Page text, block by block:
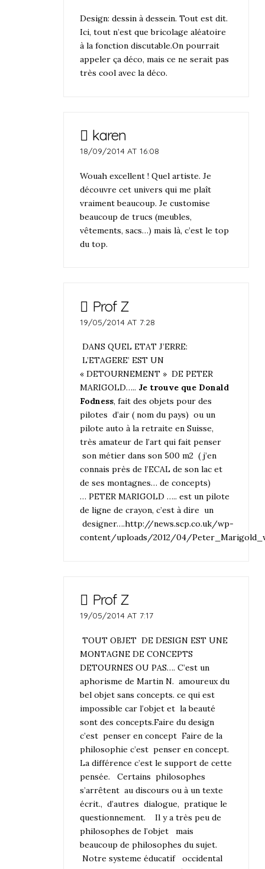
Design: dessin à dessein. Tout est dit.
Ici, tout n’est que bricolage aléatoire
à la fonction discutable.On pourrait
appeler ça déco, mais ce ne serait pas
très cool avec la déco.
karen
18/09/2014 AT 16:08
Wouah excellent ! Quel artiste. Je
découvre cet univers qui me plaît
vraiment beaucoup. Je customise
beaucoup de trucs (meubles,
vêtements, sacs…) mais là, c’est le top
du top.
Prof Z
19/05/2014 AT 7:28
DANS QUEL ETAT J’ERRE:
L’ETAGERE’ EST UN
« DETOURNEMENT » DE PETER
MARIGOLD….. Je trouve que Donald
Fodness, fait des objets pour des
pilotes d’air ( nom du pays) ou un
pilote auto à la retraite en Suisse,
très amateur de l’art qui fait penser
son métier dans son 500 m2 ( j’en
connais près de l’ECAL de son lac et
de ses montagnes… de concepts)
… PETER MARIGOLD ….. est un pilote
de ligne de crayon, c’est à dire un
designer….http://news.scp.co.uk/wp-
content/uploads/2012/04/
Prof Z
19/05/2014 AT 7:17
TOUT OBJET DE DESIGN EST UNE
MONTAGNE DE CONCEPTS
DETOURNES OU PAS…. C’est un
aphorisme de Martin N. amoureux du
bel objet sans concepts. ce qui est
impossible car l’objet et la beauté
sont des concepts.Faire du design
c’est penser en concept Faire de la
philosophie c’est penser en concept.
La différence c’est le support de cette
pensée. Certains philosophes
s’arrêtent au discours ou à un texte
écrit., d’autres dialogue, pratique le
questionnement. Il y a très peu de
philosophes de l’objet mais
beaucoup de philosophes du sujet.
Notre systeme éducatif occidental